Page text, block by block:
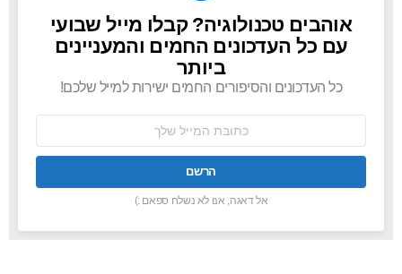
NEWSLETTER
אוהבים טכנולוגיה? קבלו מייל שבועי
עם כל העדכונים החמים והמעניינים
ביותר
כל העדכונים והסיפורים החמים ישירות למייל שלכם!
אל דאגה, אנו לא נשלח ספאם :)